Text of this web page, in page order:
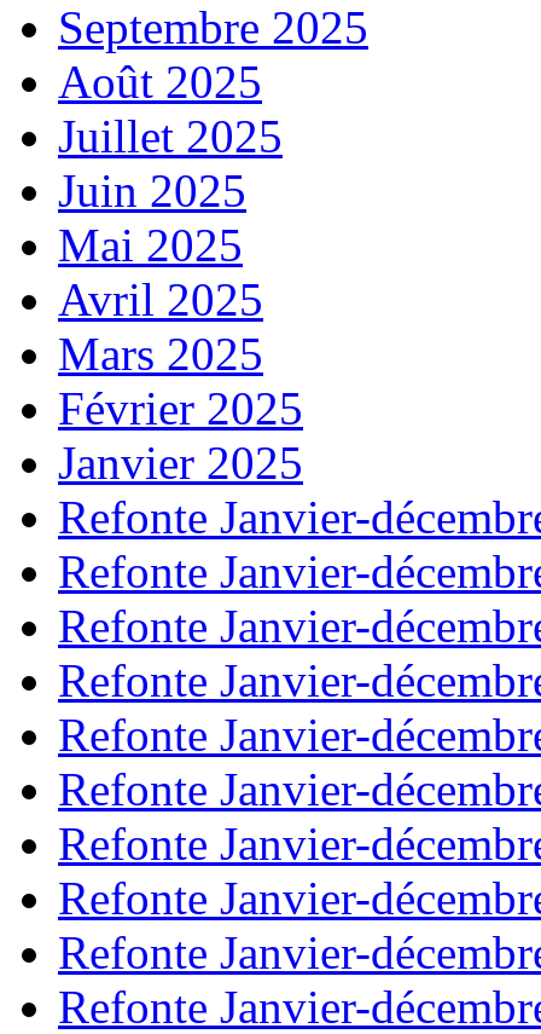
Septembre 2025
Août 2025
Juillet 2025
Juin 2025
Mai 2025
Avril 2025
Mars 2025
Février 2025
Janvier 2025
Refonte Janvier-
Refonte Janvier-
Refonte Janvier-
Refonte Janvier-
Refonte Janvier-
Refonte Janvier-
Refonte Janvier-
Refonte Janvier-
Refonte Janvier-
Refonte Janvier-